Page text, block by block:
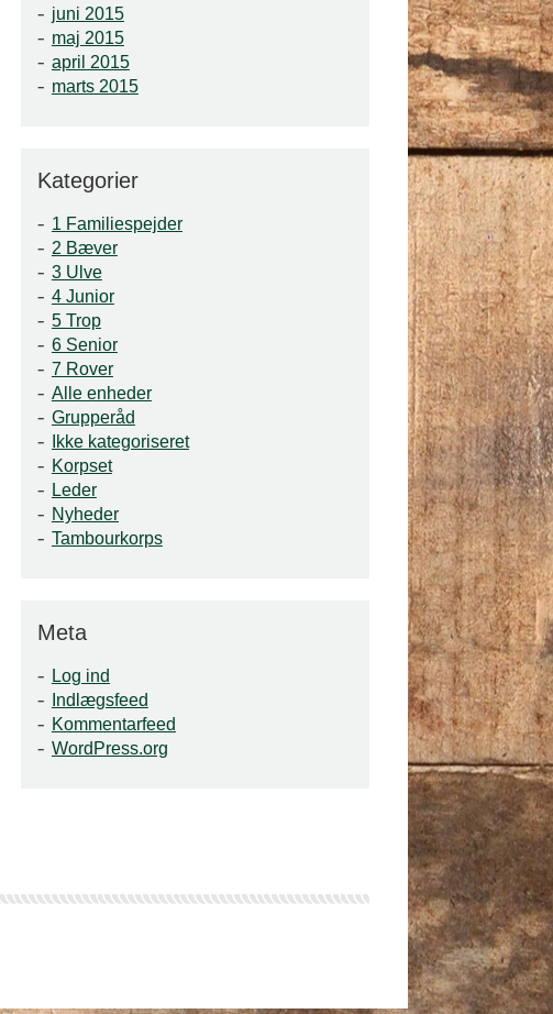
juni 2015
maj 2015
april 2015
marts 2015
Kategorier
1 Familiespejder
2 Bæver
3 Ulve
4 Junior
5 Trop
6 Senior
7 Rover
Alle enheder
Grupperåd
Ikke kategoriseret
Korpset
Leder
Nyheder
Tambourkorps
Meta
Log ind
Indlægsfeed
Kommentarfeed
WordPress.org